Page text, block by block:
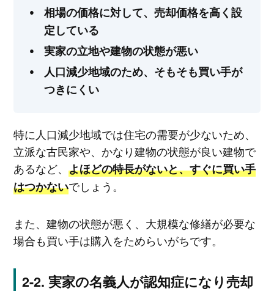
相場の価格に対して、売却価格を高く設
定している
実家の立地や建物の状態が悪い
人口減少地域のため、そもそも買い手が
つきにくい
特に人口減少地域では住宅の需要が少ないため、
立派な古民家や、かなり建物の状態が良い建物で
あるなど、 よほどの特長がないと、すぐに買い手
はつかないでしょう。
また、建物の状態が悪く、大規模な修繕が必要な
場合も買い手は購入をためらいがちです。
実家の名義人が認知症になり売却